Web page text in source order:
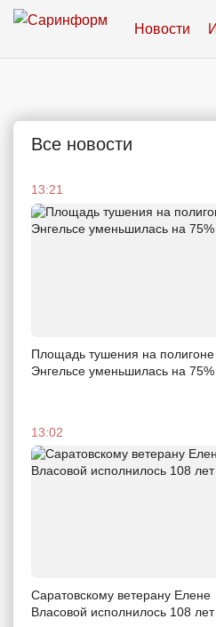
Новости
Все новости
13:21
Площадь тушения на полигоне
Энгельсе уменьшилась на 75%
13:02
Саратовскому ветерану Елене
Власовой исполнилось 108 лет